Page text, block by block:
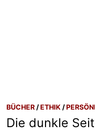
BÜCHER /ETHIK /
Die dunkle